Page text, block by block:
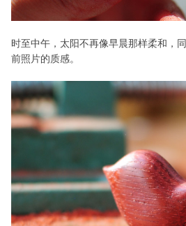
时至中午，太阳不再像早晨那样柔和，
前照片的质感。